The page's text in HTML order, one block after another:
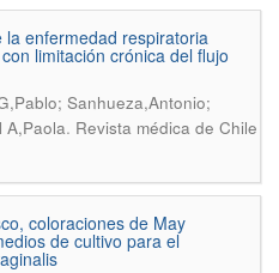
la enfermedad respiratoria
limitación crónica del flujo
Sanhueza,Antonio;
A,Paola. Revista médica de Chile
coloraciones de May
de cultivo para el